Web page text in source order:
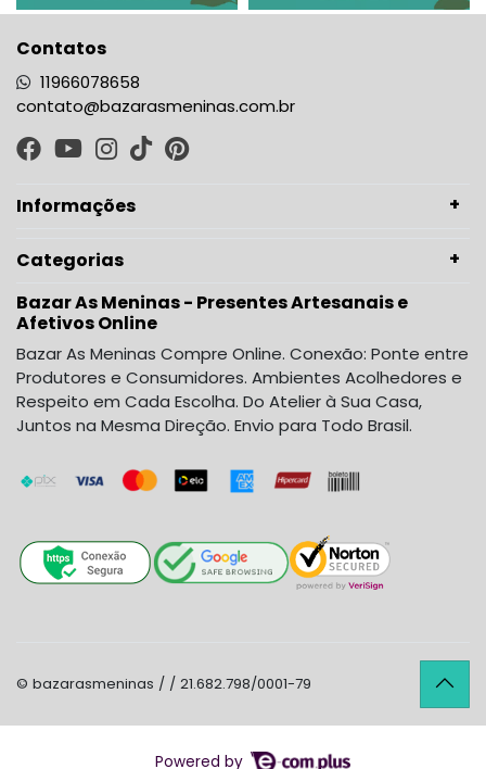
Contatos
11966078658
contato@bazarasmeninas.com.br
Informações
Categorias
Bazar As Meninas - Presentes Artesanais e
Afetivos Online
Bazar As Meninas Compre Online. Conexão: Ponte entre
Produtores e Consumidores. Ambientes Acolhedores e
Respeito em Cada Escolha. Do Atelier à Sua Casa,
Juntos na Mesma Direção. Envio para Todo Brasil.
© bazarasmeninas / / 21.682.798/0001-79
Powered by